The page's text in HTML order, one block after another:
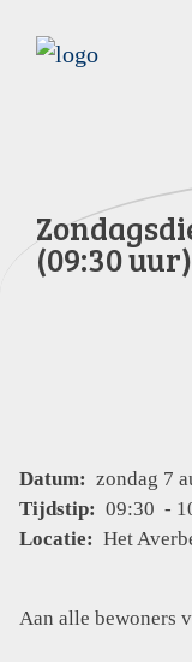
(09:30 uur)
Datum: zondag 7
Tijdstip: 09:30 -
Locatie: Het
Aan alle bewoners